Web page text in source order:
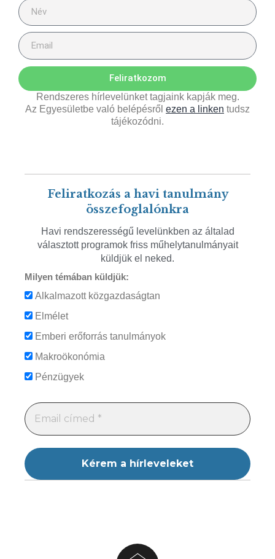
Feliratkozom
Rendszeres hírlevelünket tagjaink kapják meg.
Az Egyesületbe való belépésről ezen a linken tudsz
tájékozódni.
Feliratkozás a havi tanulmány
összefoglalónkra
Havi rendszerességű levelünkben az általad
választott programok friss műhelytanulmányait
küldjük el neked.
Milyen témában küldjük:
Alkalmazott közgazdaságtan
Elmélet
Emberi erőforrás tanulmányok
Makroökonómia
Pénzügyek